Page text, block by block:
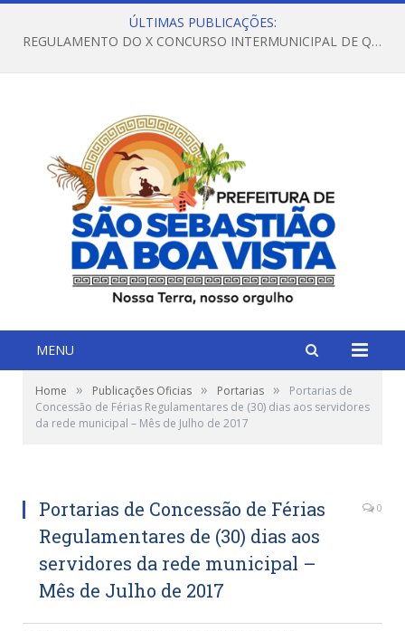
ÚLTIMAS PUBLICAÇÕES:
REGULAMENTO DO X CONCURSO INTERMUNICIPAL DE QUADRILHAS JUNINAS – 2026 – ARRAIÁ DA VENEZA
MENU
Home » Publicações Oficias » Portarias »
Portarias de
Concessão de Férias Regulamentares de (30) dias aos servidores
da rede municipal – Mês de Julho de 2017
Portarias de Concessão de Férias
Regulamentares de (30) dias aos
servidores da rede municipal –
Mês de Julho de 2017
0